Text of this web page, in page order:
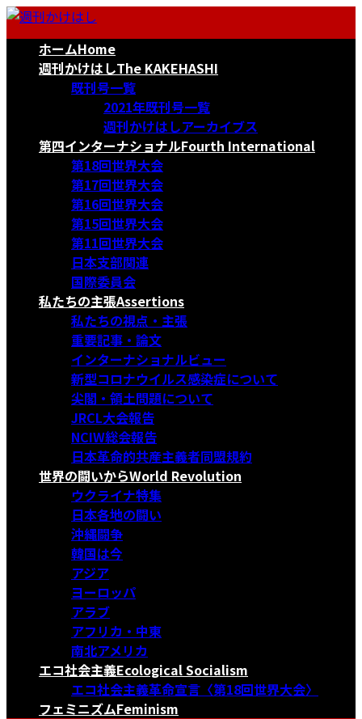
コ
ナ
ホームHome
週刊かけはしThe KAKEHASHI
既刊号一覧
2021年既刊号一覧
週刊かけはしアーカイブス
第四インターナショナルFourth International
第18回世界大会
第17回世界大会
第16回世界大会
第15回世界大会
第11回世界大会
日本支部関連
国際委員会
私たちの主張Assertions
私たちの視点・主張
重要記事・論文
インターナショナルビュー
新型コロナウイルス感染症について
尖閣・領土問題について
JRCL大会報告
NCIW総会報告
日本革命的共産主義者同盟規約
世界の闘いからWorld Revolution
ウクライナ特集
日本各地の闘い
沖縄闘争
韓国は今
アジア
ヨーロッパ
アラブ
アフリカ・中東
南北アメリカ
エコ社会主義Ecological Socialism
エコ社会主義革命宣言〈第18回世界大会〉
フェミニズムFeminism